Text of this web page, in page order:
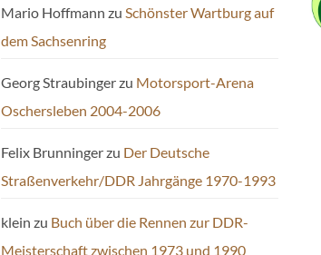
Mario Hoffmann zu Schönster Wartburg auf
dem Sachsenring
Georg Straubingerzu Motorsport-Arena
Oschersleben 2004-2006
Felix Brunningerzu Der Deutsche
Straßenverkehr/DDR Jahrgänge 1970-1993
klein zu Buch über die Rennen zur DDR-
Meisterschaft zwischen 1973 und 1990